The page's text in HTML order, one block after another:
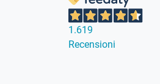
1.619
Recensioni